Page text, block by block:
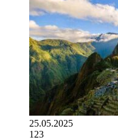
25.05.2025
123